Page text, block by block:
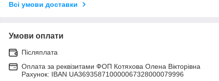
Всі умови доставки
Умови оплати
Післяплата
Оплата за реквізитами ФОП Котяхова Олена Вікторівна
Рахунок: IBAN UA369358710000067328000079996